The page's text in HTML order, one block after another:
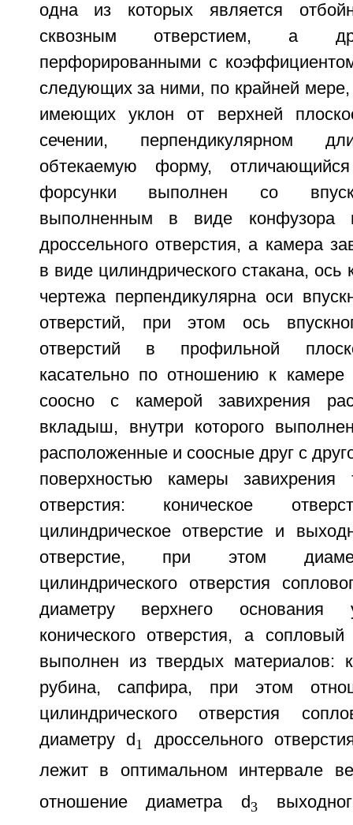
одна из которых является
сквозным отверстием, а
перфорированными с
следующих за ними, по крайней мере,
имеющих уклон от верхней
сечении, перпендикулярном
обтекаемую форму,
форсунки выполнен со
выполненным в виде конфузора
дроссельного отверстия, а камера
в виде цилиндрического стакана, ось
чертежа перпендикулярна оси
отверстий, при этом ось
отверстий в профильной
касательно по отношению к камере
соосно с камерой завихрения
вкладыш, внутри которого
расположенные и соосные друг с
поверхностью камеры завихрения
отверстия: коническое
цилиндрическое отверстие и
отверстие, при этом
цилиндрического отверстия
диаметру верхнего основания
конического отверстия, а
выполнен из твердых материалов:
рубина, сапфира, при этом
цилиндрического отверстия
диаметру d 1
дроссельного
лежит в оптимальном интервале
отношение диаметра d3